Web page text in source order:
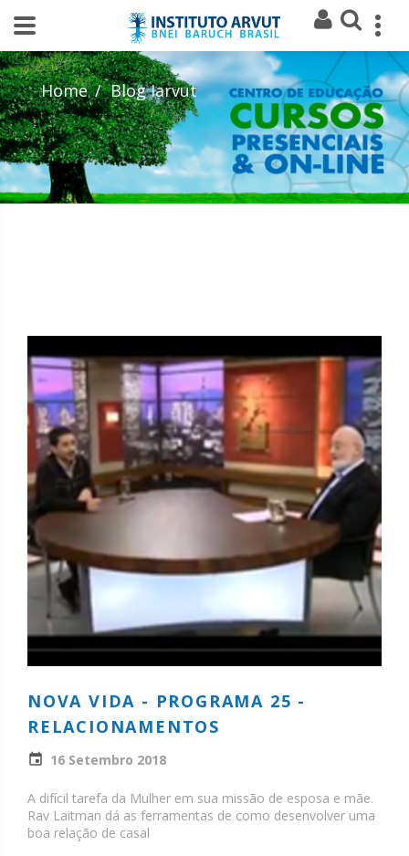
Home Blog Iarvut
NOVA VIDA - PROGRAMA 25 -
RELACIONAMENTOS
16 Setembro 2018
A difícil tarefa da Mulher em sua missão de esposa e mãe.
Rav Laitman dá as ferramentas de como desenvolver uma
boa relação de casal